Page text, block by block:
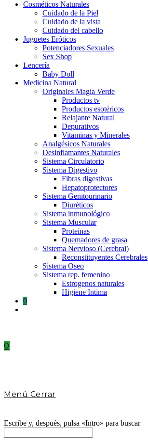
Cosméticos Naturales
Cuidado de la Piel
Cuidado de la vista
Cuidado del cabello
Juguetes Eróticos
Potenciadores Sexuales
Sex Shop
Lencería
Baby Doll
Medicina Natural
Originales Magia Verde
Productos tv
Productos esotéricos
Relajante Natural
Depurativos
Vitaminas y Minerales
Analgésicos Naturales
Desinflamantes Naturales
Sistema Circulatorio
Sistema Digestivo
Fibras digestivas
Hepatoprotectores
Sistema Genitourinario
Diuréticos
Sistema inmunológico
Sistema Muscular
Proteínas
Quemadores de grasa
Sistema Nervioso (Cerebral)
Reconstituyentes Cerebrales
Sistema Oseo
Sistema rep. femenino
Estrogenos naturales
Higiene Intima
0
0
Menú Cerrar
Escribe y, después, pulsa «Intro» para buscar